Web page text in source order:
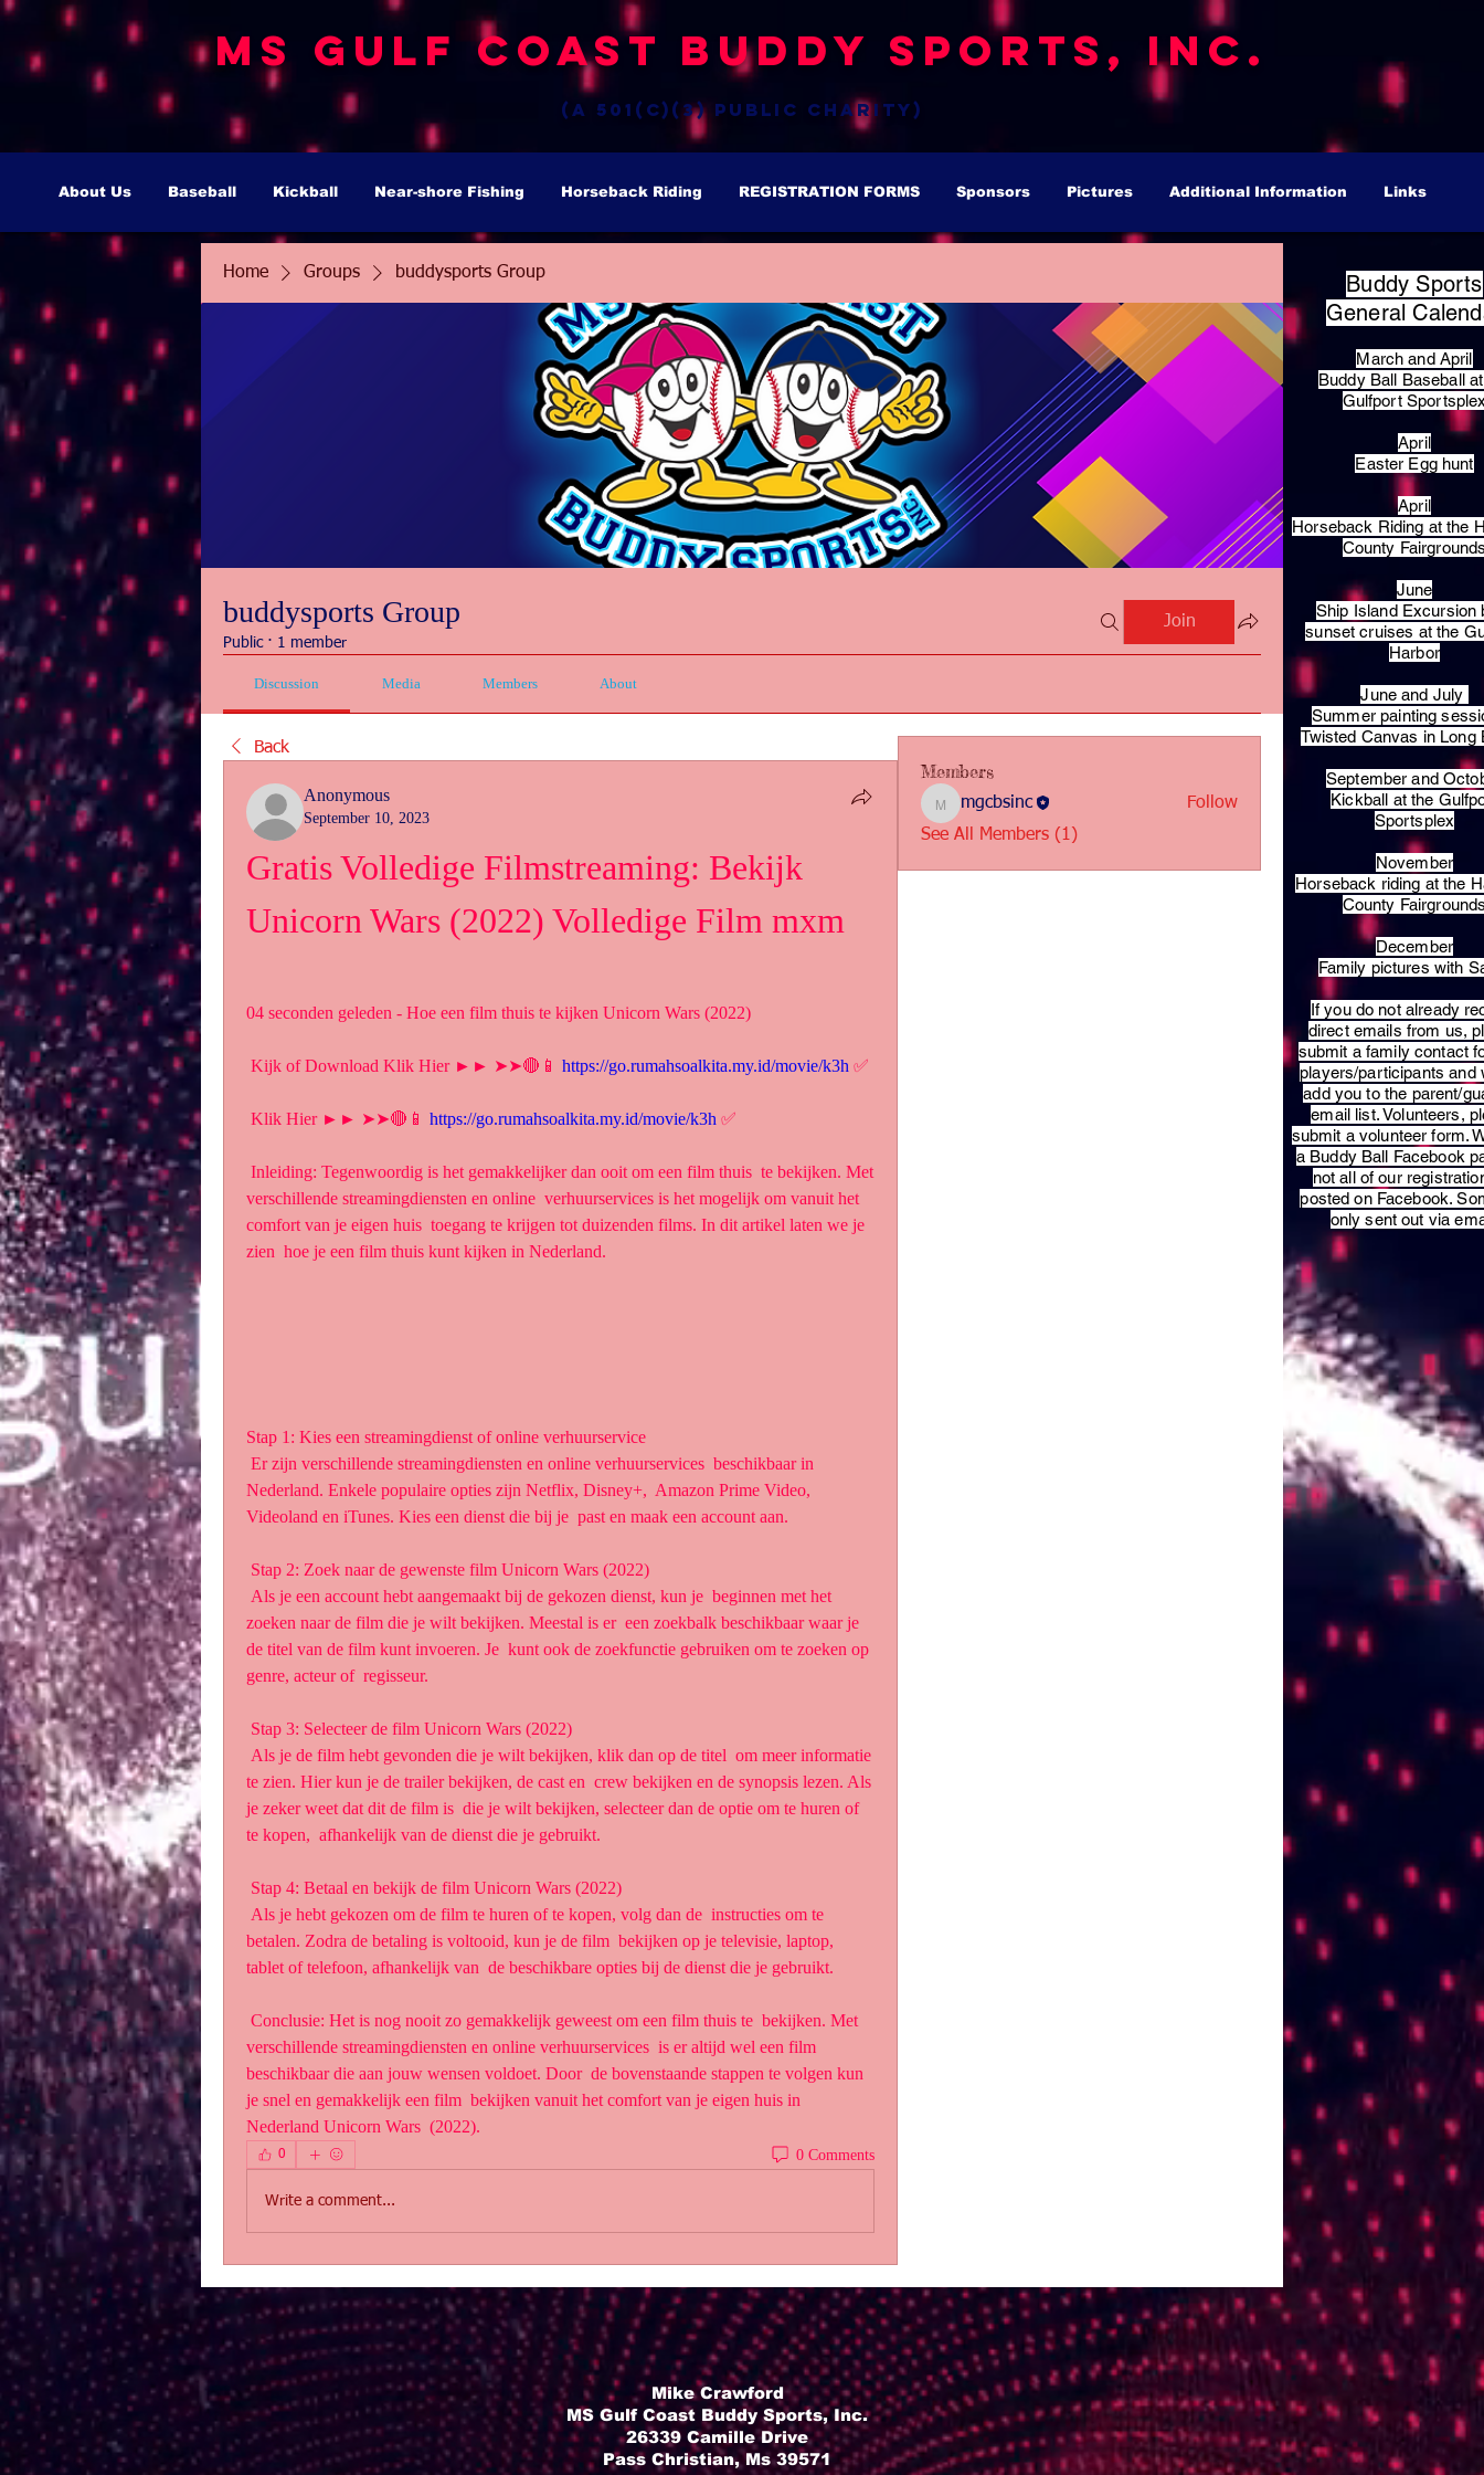
MS Gulf Coast Buddy Sports, Inc.
(a 501(c)(3) public charity)
About Us Baseball Kickball Near-shore Fishing Horseback Riding REGISTRATION FORMS Sponsors Pictures Additional Information Links
Home Groups buddysports Group
buddysports Group
Public · 1 member
Join
Discussion Media Members About
Back
Anonymous
September 10, 2023
Gratis Volledige Filmstreaming: Bekijk
Unicorn Wars (2022) Volledige Film mxm
04 seconden geleden - Hoe een film thuis te kijken Unicorn Wars (2022)
Kijk of Download Klik Hier ►► ➤➤🔴📱 https://go.rumahsoalkita.my.id/movie/k3h ✅
Klik Hier ►► ➤➤🔴📱 https://go.rumahsoalkita.my.id/movie/k3h ✅
verschillende streamingdiensten en online  verhuurservices is het mogelijk om vanuit het
comfort van je eigen huis  toegang te krijgen tot duizenden films. In dit artikel laten we je
zien  hoe je een film thuis kunt kijken in Nederland.
Stap 1: Kies een streamingdienst of online verhuurservice
Nederland. Enkele populaire opties zijn Netflix, Disney+,  Amazon Prime Video,
Videoland en iTunes. Kies een dienst die bij je  past en maak een account aan.
Stap 2: Zoek naar de gewenste film Unicorn Wars (2022)
zoeken naar de film die je wilt bekijken. Meestal is er  een zoekbalk beschikbaar waar je
de titel van de film kunt invoeren. Je  kunt ook de zoekfunctie gebruiken om te zoeken op
genre, acteur of  regisseur.
Stap 3: Selecteer de film Unicorn Wars (2022)
te zien. Hier kun je de trailer bekijken, de cast en  crew bekijken en de synopsis lezen. Als
je zeker weet dat dit de film is  die je wilt bekijken, selecteer dan de optie om te huren of
te kopen,  afhankelijk van de dienst die je gebruikt.
Stap 4: Betaal en bekijk de film Unicorn Wars (2022)
betalen. Zodra de betaling is voltooid, kun je de film  bekijken op je televisie, laptop,
tablet of telefoon, afhankelijk van  de beschikbare opties bij de dienst die je gebruikt.
verschillende streamingdiensten en online verhuurservices  is er altijd wel een film
beschikbaar die aan jouw wensen voldoet. Door  de bovenstaande stappen te volgen kun
je snel en gemakkelijk een film  bekijken vanuit het comfort van je eigen huis in
Nederland Unicorn Wars  (2022).
0 0 Comments
Write a comment...
Members
mgcbsinc
mgcbsinc
Follow
See All Members (1)
Buddy Sports
General
March and April
Buddy Ball Baseball
Gulfport
April
Easter Egg hunt
April
Horseback Riding at the
County
June
Ship Island Excursion
sunset cruises at the
Harbor
June and July
Summer painting
Twisted Canvas in Long
September and
Kickball at the
Sportsplex
November
Horseback riding at the
County
December
Family pictures with
​If you do not already
direct emails from us,
submit a family contact
players/participants and
add you to the parent/
email list. Volunteers,
submit a volunteer form.
a Buddy Ball Facebook
not all of our
posted on Facebook.
only sent out via
Mike Crawford
MS Gulf Coast Buddy Sports, Inc.
26339 Camille Drive
Pass Christian, Ms 39571